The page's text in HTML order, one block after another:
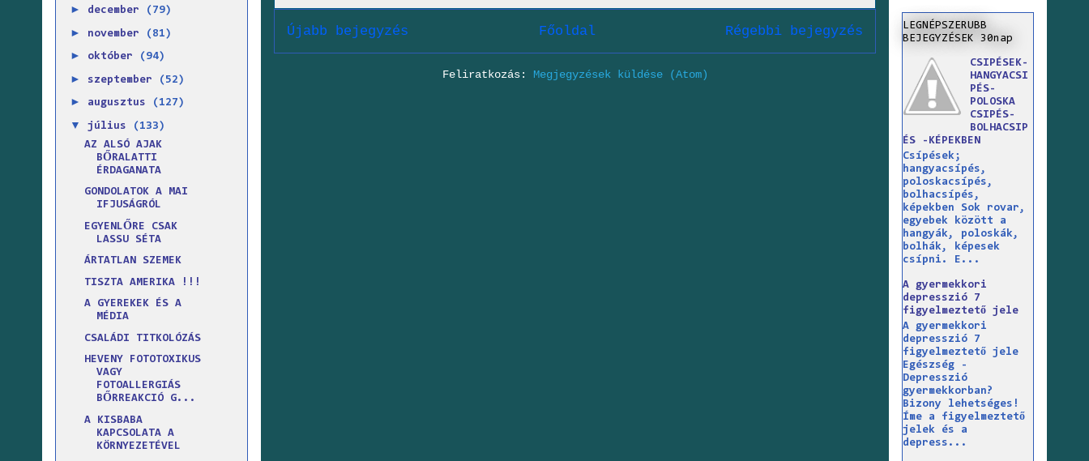
Újabb bejegyzés Régebbi bejegyzés
Főoldal
Feliratkozás: Megjegyzések küldése (Atom)
► december (79)
► november (81)
► október (94)
► szeptember (52)
► augusztus (127)
▼ július
(133)
AZ ALSÓ AJAK
BŐRALATTI
ÉRDAGANATA
GONDOLATOK A MAI
IFJUSÁGRÓL
EGYENLŐRE CSAK
LASSU SÉTA
ÁRTATLAN SZEMEK
TISZTA AMERIKA !!!
A GYEREKEK ÉS A
MÉDIA
CSALÁDI TITKOLÓZÁS
HEVENY FOTOTOXIKUS
VAGY
FOTOALLERGIÁS
BŐRREAKCIÓ G...
A KISBABA
KAPCSOLATA A
KÖRNYEZETÉVEL
LEGNÉPSZERUBB
BEJEGYZÉSEK 30nap
CSIPÉSEK-
HANGYACSI
PÉS-
POLOSKA
CSIPÉS-
BOLHACSIP
ÉS -KÉPEKBEN
Csípések;
hangyacsípés,
poloskacsípés,
bolhacsípés,
képekben Sok rovar,
egyebek között a
hangyák, poloskák,
bolhák, képesek
csípni. E...
A gyermekkori
depresszió 7
figyelmeztető jele
A gyermekkori
depresszió 7
figyelmeztető jele
Egészség -
Depresszió
gyermekkorban?
Bizony lehetséges!
Íme a figyelmeztető
jelek és a
depress...